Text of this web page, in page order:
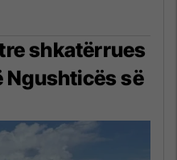
shkatërrues
Ngushticës së